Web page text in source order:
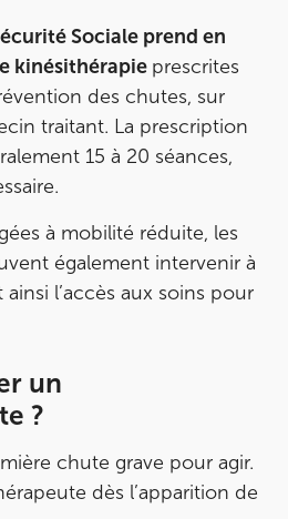
Sociale prend en
kinésithérapie prescrites
des chutes, sur
traitant. La prescription
15 à 20 séances,
à mobilité réduite, les
également intervenir à
l’accès aux soins pour
un
?
chute grave pour agir.
dès l’apparition de